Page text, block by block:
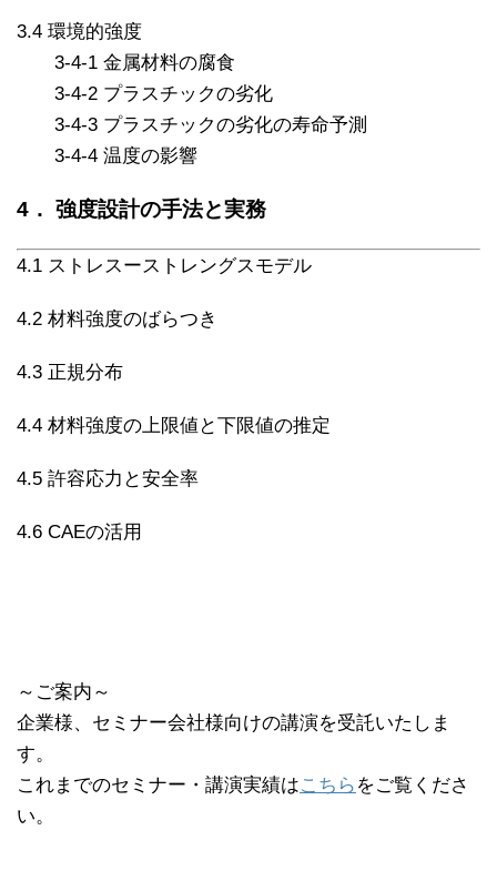
3.4 環境的強度
3-4-1 金属材料の腐食
3-4-2 プラスチックの劣化
3-4-3 プラスチックの劣化の寿命予測
3-4-4 温度の影響
4． 強度設計の手法と実務
4.1 ストレスーストレングスモデル
4.2 材料強度のばらつき
4.3 正規分布
4.4 材料強度の上限値と下限値の推定
4.5 許容応力と安全率
4.6 CAEの活用
～ご案内～
企業様、セミナー会社様向けの講演を受託いたしま
す。
これまでのセミナー・講演実績はこちら をご覧くださ
い。